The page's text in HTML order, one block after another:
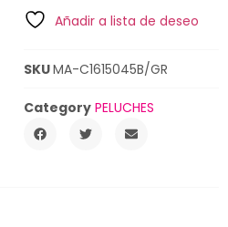
Añadir a lista de deseo
SKUMA-C1615045B/GR
Category PELUCHES